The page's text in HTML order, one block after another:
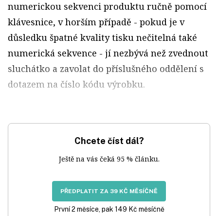
numerickou sekvenci produktu ručně pomocí
klávesnice, v horším případě - pokud je v
důsledku špatné kvality tisku nečitelná také
numerická sekvence - jí nezbývá než zvednout
sluchátko a zavolat do příslušného oddělení s
dotazem na číslo kódu výrobku.
Chcete číst dál?
Ještě na vás čeká 95 % článku.
PŘEDPLATIT ZA 39 KČ MĚSÍČNĚ
První 2 měsíce, pak 149 Kč měsíčně